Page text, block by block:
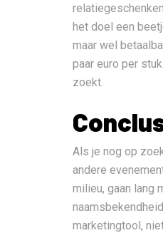
het doel een
maar wel
paar euro per
zoekt.
Als je nog op
andere
milieu, gaan lang
marketingtool,